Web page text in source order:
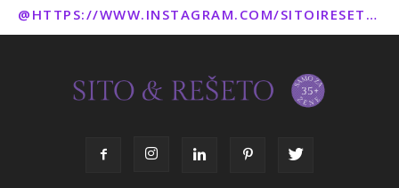
@HTTPS://WWW.INSTAGRAM.COM/SITOIRESETO/